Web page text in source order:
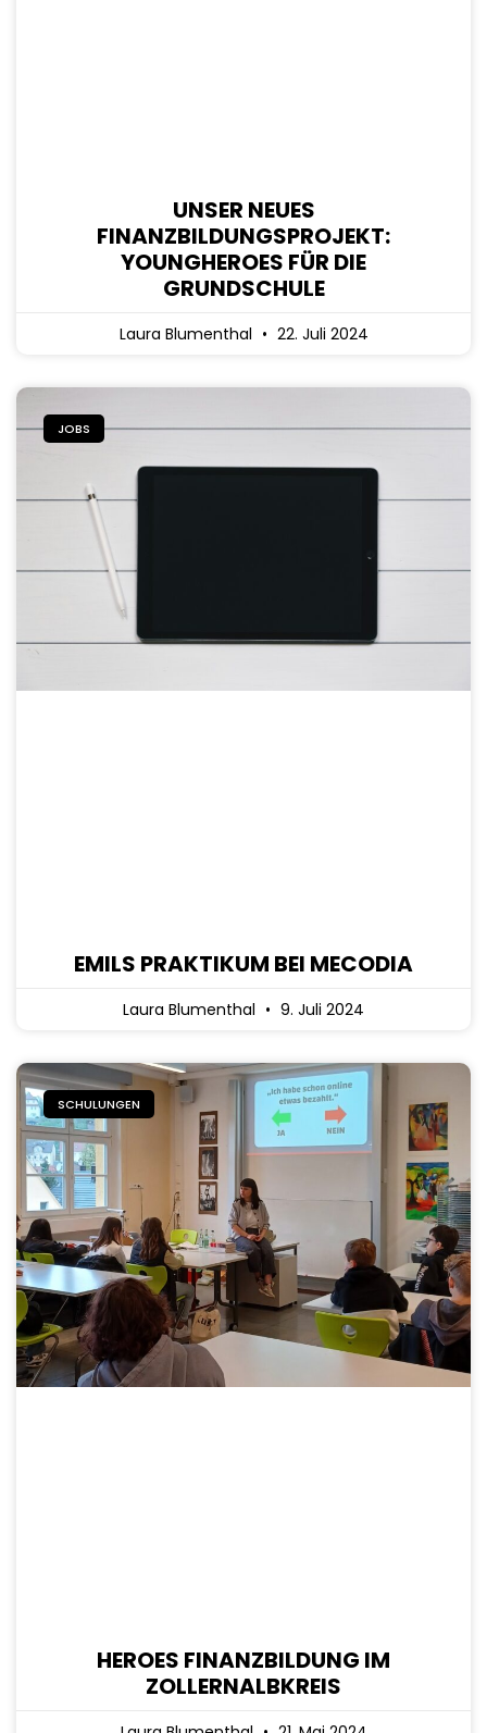
UNSER NEUES
FINANZBILDUNGSPROJEKT:
YOUNGHEROES FÜR DIE
GRUNDSCHULE
Laura Blumenthal 22. Juli 2024
JOBS
EMILS PRAKTIKUM BEI MECODIA
Laura Blumenthal 9. Juli 2024
SCHULUNGEN
HEROES FINANZBILDUNG IM
ZOLLERNALBKREIS